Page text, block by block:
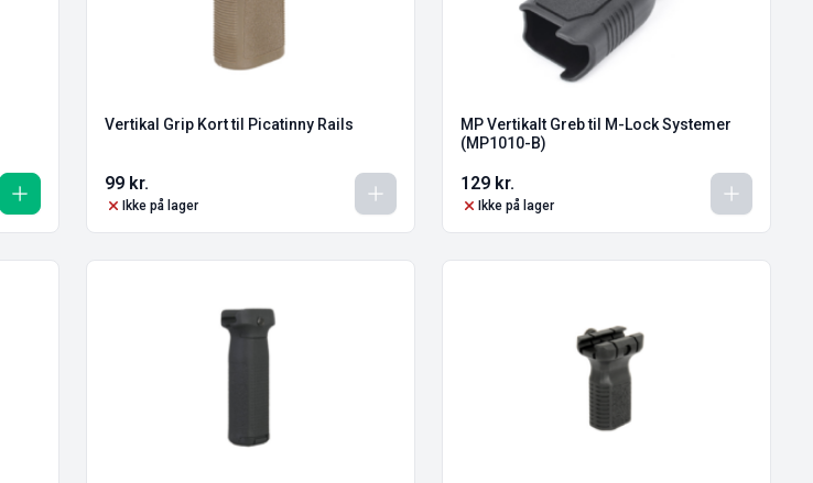
Vertikal Grip Kort til Picatinny Rails
99 kr.
Ikke på lager
MP Vertikalt Greb til M-Lock Systemer
(MP1010-B)
129 kr.
Ikke på lager